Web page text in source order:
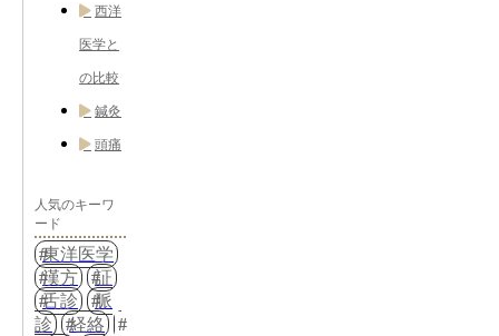
西洋
医学と
の比較
鍼灸
頭痛
人気のキーワ
ード
東洋医学
漢方
証
舌診
脈
診
経絡